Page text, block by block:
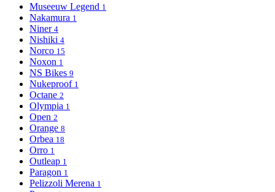
Museeuw Legend 1
Nakamura 1
Niner 4
Nishiki 4
Norco 15
Noxon 1
NS Bikes 9
Nukeproof 1
Octane 2
Olympia 1
Open 2
Orange 8
Orbea 18
Orro 1
Outleap 1
Paragon 1
Pelizzoli Merena 1